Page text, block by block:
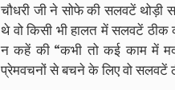
चौधरी जी ने सोफे की सलवटें थोड़ी
थे वो किसी भी हालत में सलवटें
न कहें की “कभी तो कई काम में
प्रेमवचनों से बचने के लिए वो सलवटें